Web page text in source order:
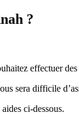
?
effectuer
sera difficile
ci-dessous.